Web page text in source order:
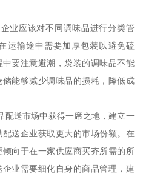
业应该对不同调味品进行分类管
运输途中需要加厚包装以避免磕
要注意避潮，袋装的调味品不能
能够减少调味品的损耗，降低成
配送市场中获得一席之地，建立一
送企业获取更大的市场份额。在
向于在一家供应商买齐所需的所
业需要细化自身的商品管理，建